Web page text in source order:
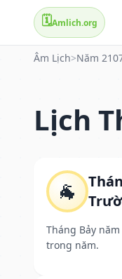
🗓️Amlich.org
Âm Lịch>Năm
Lịch
🐐
Tháng Bảy
trong năm.